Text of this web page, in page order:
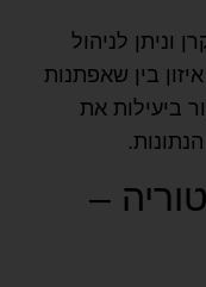
וניתן לניהול
בין שאפתנות
ביעילות את
–